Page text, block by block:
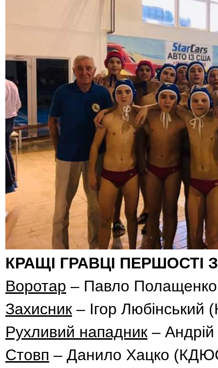
КРАЩІ ГРАВЦІ ПЕРШОСТІ
Воротар – Павло
Захисник – Ігор
Рухливий нападник –
Стовп – Данило Хацко